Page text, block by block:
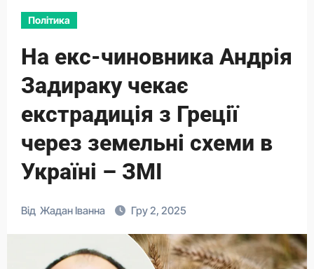
Політика
На екс-чиновника Андрія
Задираку чекає
екстрадиція з Греції
через земельні схеми в
Україні – ЗМІ
Від Жадан Іванна Гру 2, 2025